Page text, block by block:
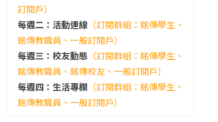
訂閱戶）
每週二：活動連線 （訂閱群組：銘傳學生、
銘傳教職員、一般訂閱戶）
每週三：校友動態 （訂閱群組：銘傳學生、
銘傳教職員、銘傳校友、一般訂閱戶）
每週四：生活專欄 （訂閱群組：銘傳學生、
銘傳教職員、一般訂閱戶）